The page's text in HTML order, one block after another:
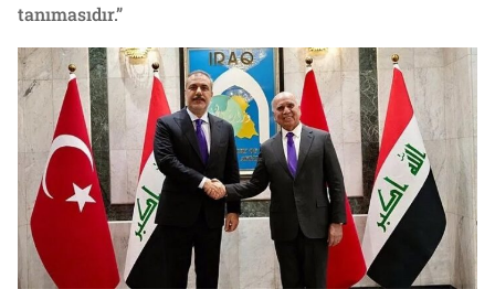
tanımasıdır.”